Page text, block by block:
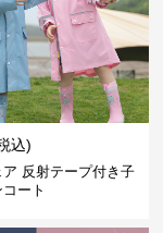
込)
ア 反射テープ付き子
ート